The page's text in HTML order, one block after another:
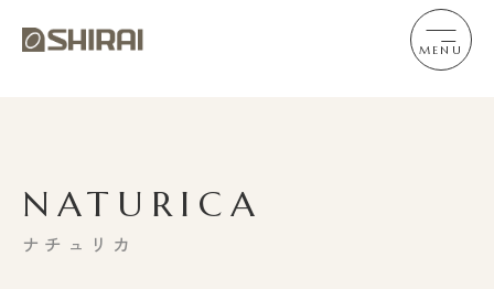
MENU
NATURICA
ナチュリカ